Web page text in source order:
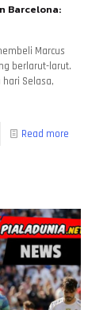
Barcelona:
Marcus
berlarut-larut.
Selasa,
Read more